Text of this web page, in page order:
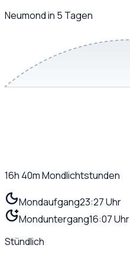
Neumond in 5 Tagen
16h 40mMondlichtstunden
Mondaufgang23:27 Uhr
Monduntergang16:07 Uhr
Stündlich